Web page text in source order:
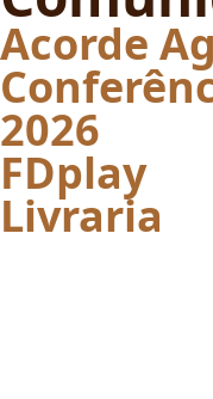
Acorde
2026
FDplay
Livraria